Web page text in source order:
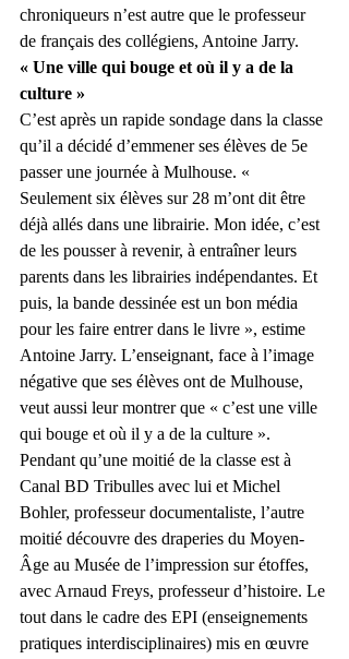
chroniqueurs n’est autre que le professeur
de français des collégiens, Antoine Jarry.
« Une ville qui bouge et où il y a de la
culture »
C’est après un rapide sondage dans la classe
qu’il a décidé d’emmener ses élèves de 5e
passer une journée à Mulhouse. «
Seulement six élèves sur 28 m’ont dit être
déjà allés dans une librairie. Mon idée, c’est
de les pousser à revenir, à entraîner leurs
parents dans les librairies indépendantes. Et
puis, la bande dessinée est un bon média
pour les faire entrer dans le livre », estime
Antoine Jarry. L’enseignant, face à l’image
négative que ses élèves ont de Mulhouse,
veut aussi leur montrer que « c’est une ville
qui bouge et où il y a de la culture ».
Pendant qu’une moitié de la classe est à
Canal BD Tribulles avec lui et Michel
Bohler, professeur documentaliste, l’autre
moitié découvre des draperies du Moyen-
Âge au Musée de l’impression sur étoffes,
avec Arnaud Freys, professeur d’histoire. Le
tout dans le cadre des EPI (enseignements
pratiques interdisciplinaires) mis en œuvre